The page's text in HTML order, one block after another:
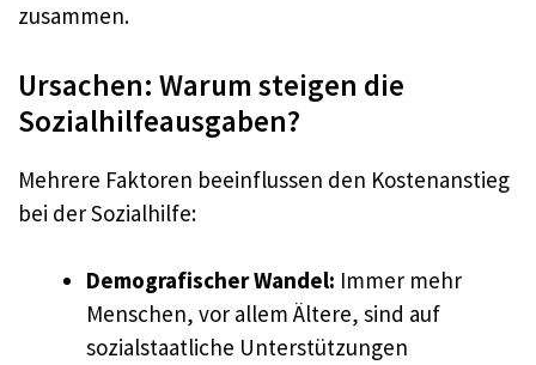
zusammen.
Ursachen: Warum steigen die
Sozialhilfeausgaben?
Mehrere Faktoren beeinflussen den Kostenanstieg
bei der Sozialhilfe:
Demografischer Wandel: Immer mehr
Menschen, vor allem Ältere, sind auf
sozialstaatliche Unterstützungen